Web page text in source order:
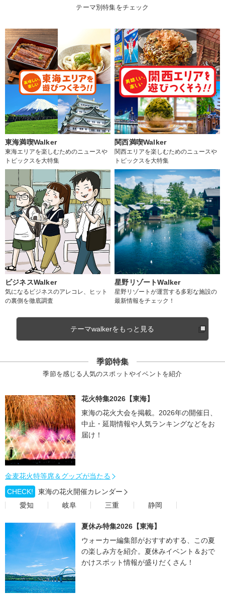
テーマ別特集をチェック
東海満喫Walker
東海エリアを楽しむためのニュースや
トピックスを大特集
関西満喫Walker
関西エリアを楽しむためのニュースや
トピックスを大特集
ビジネスWalker
気になるビジネスのアレコレ、ヒット
の裏側を徹底調査
星野リゾートWalker
星野リゾートが運営する多彩な施設の
最新情報をチェック！
テーマwalkerをもっと見る
季節特集
季節を感じる人気のスポットやイベントを紹介
花火特集2026【東海】
東海の花火大会を掲載。2026年の開催日、
中止・延期情報や人気ランキングなどをお
届け！
金麦花火特等席＆グッズが当たる
CHECK!
東海の花火開催カレンダー
愛知
岐阜 三重 静岡
夏休み特集2026【東海】
ウォーカー編集部がおすすめする、この夏
の楽しみ方を紹介。夏休みイベント＆おで
かけスポット情報が盛りだくさん！